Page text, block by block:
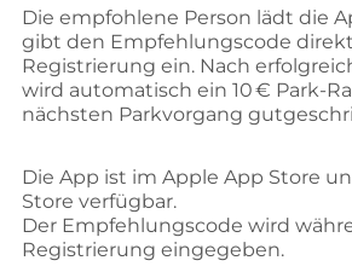
Die empfohlene Person lädt die
gibt den Empfehlungscode
Registrierung ein. Nach
wird automatisch ein 10 € Park-
nächsten Parkvorgang
Die App ist im Apple App Store
Store verfügbar.
Der Empfehlungscode wird
Registrierung eingegeben.